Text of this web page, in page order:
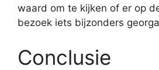
waard om te kijken of er op
bezoek iets bijzonders
Conclusie